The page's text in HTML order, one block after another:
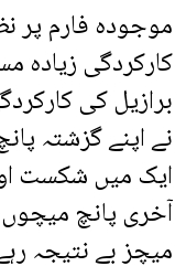
موجودہ فارم پر
کارکردگی زیادہ
برازیل کی
نے اپنے گزشتہ
ایک میں شکست
آخری پانچ
میچز بے نتیجہ